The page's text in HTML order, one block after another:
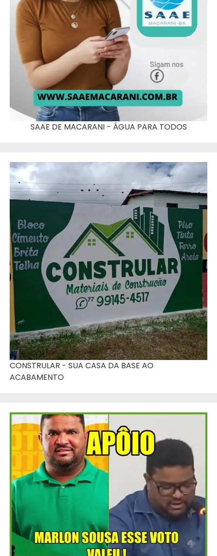
SAAE DE MACARANI - ÁGUA PARA TODOS
CONSTRULAR - SUA CASA DA BASE AO
ACABAMENTO